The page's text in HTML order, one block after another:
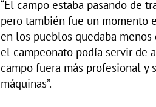
“El campo estaba pasando de
pero también fue un momento
en los pueblos quedaba
el campeonato podía servir de
campo fuera más profesional y
máquinas”.